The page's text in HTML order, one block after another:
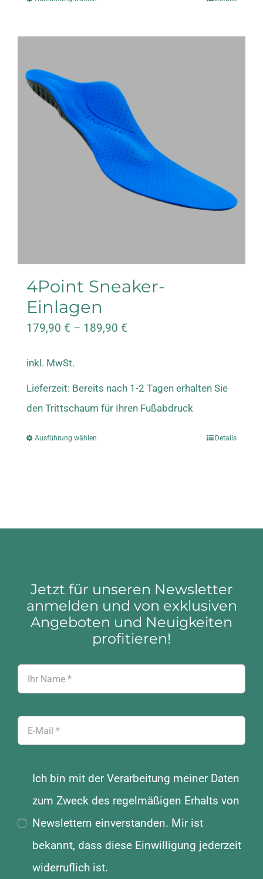
Varianten
auf.
Die
Optionen
können
werden
4Point Sneaker-
Einlagen
179,90 € – 189,90 €
inkl. MwSt.
Lieferzeit: Bereits nach 1-2 Tagen erhalten Sie
den Trittschaum für Ihren Fußabdruck
Ausführung wählen
Varianten
Optionen
können
auf
der
Details
Jetzt für unseren Newsletter
anmelden und von exklusiven
Angeboten und Neuigkeiten
profitieren!
Ich bin mit der Verarbeitung meiner Daten
zum Zweck des regelmäßigen Erhalts von
Newslettern einverstanden. Mir ist
bekannt, dass diese Einwilligung jederzeit
widerruflich ist.